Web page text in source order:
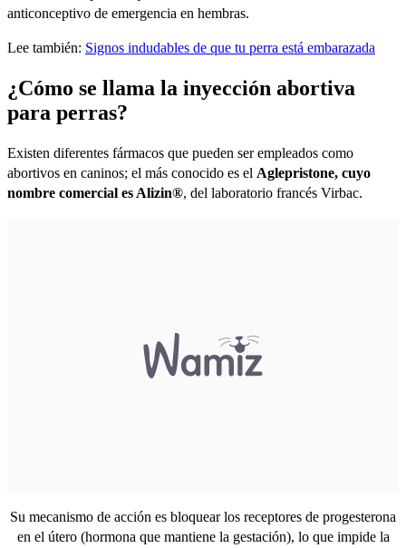
anticonceptivo de emergencia en hembras.
Lee también: Signos indudables de que tu perra está embarazada
¿Cómo se llama la inyección abortiva
para perras?
Existen diferentes fármacos que pueden ser empleados como
abortivos en caninos; el más conocido es el Aglepristone, cuyo
nombre comercial es Alizin®, del laboratorio francés Virbac.
Su mecanismo de acción es bloquear los receptores de progesterona
en el útero (hormona que mantiene la gestación), lo que impide la